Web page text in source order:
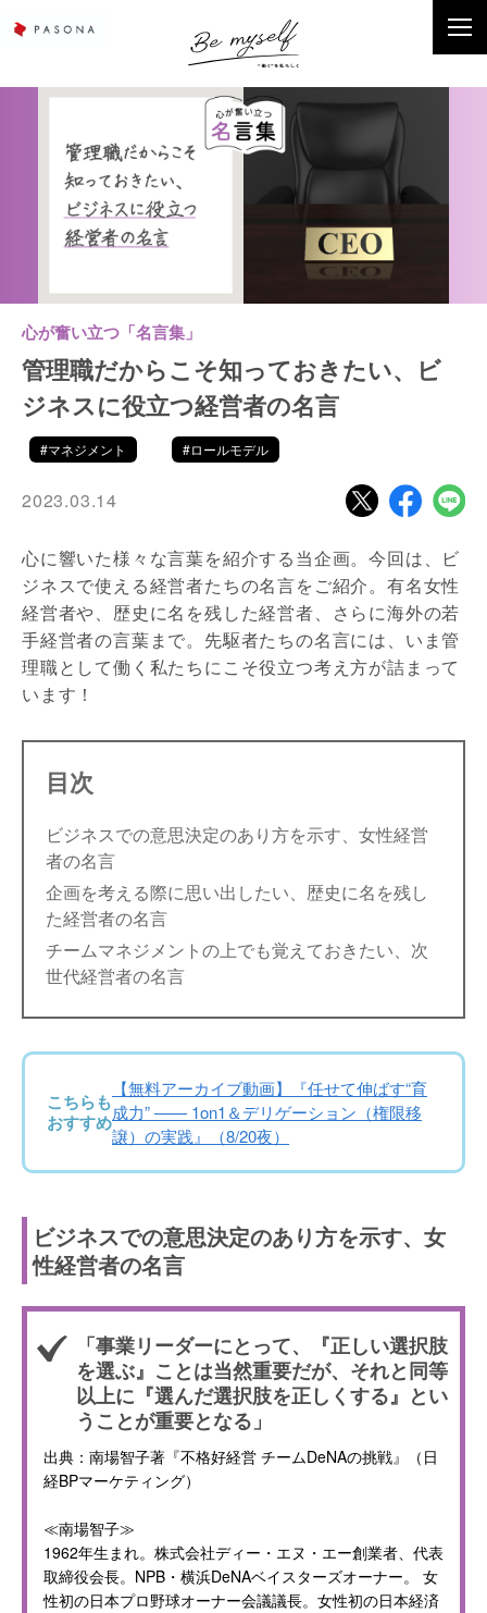
心が奮い立つ「名言集」
管理職だからこそ知っておきたい、ビ
ジネスに役立つ経営者の名言
#マネジメント #ロールモデル
2023.03.14
心に響いた様々な言葉を紹介する当企画。今回は、ビ
ジネスで使える経営者たちの名言をご紹介。有名女性
経営者や、歴史に名を残した経営者、さらに海外の若
手経営者の言葉まで。先駆者たちの名言には、いま管
理職として働く私たちにこそ役立つ考え方が詰まって
います！
目次
ビジネスでの意思決定のあり方を示す、女性経営
者の名言
企画を考える際に思い出したい、歴史に名を残し
た経営者の名言
チームマネジメントの上でも覚えておきたい、次
世代経営者の名言
こちらも
おすすめ
【無料アーカイブ動画】『任せて伸ばす“育
成力” —— 1on1＆デリゲーション（権限移
譲）の実践』（8/20夜）
ビジネスでの意思決定のあり方を示す、女
性経営者の名言
「事業リーダーにとって、『正しい選択肢
を選ぶ』ことは当然重要だが、それと同等
以上に『選んだ選択肢を正しくする』とい
うことが重要となる」
出典：南場智子著『不格好経営 チームDeNAの挑戦』（日
経BPマーケティング）
≪南場智子≫
1962年生まれ。株式会社ディー・エヌ・エー創業者、代表
取締役会長。NPB・横浜DeNAベイスターズオーナー。 女
性初の日本プロ野球オーナー会議議長。女性初の日本経済